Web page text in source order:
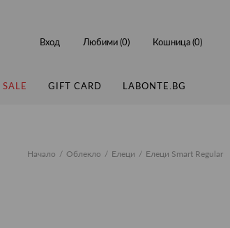
SALE GIFT CARD LABONTE.BG
Вход Любими (0) Кошница (0)
Начало Облекло Елеци Елеци Smart Regular